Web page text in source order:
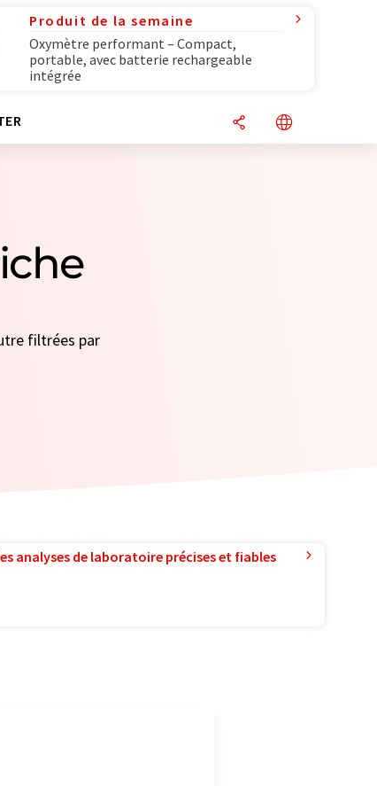
Produit de la semaine
Oxymètre performant – Compact,
portable, avec batterie rechargeable
intégrée
filtrées par
analyses de laboratoire précises et fiables